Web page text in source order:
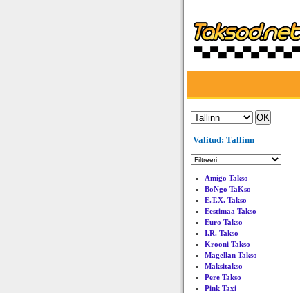
Valitud: Tallinn
Amigo Takso
BoNgo TaKso
E.T.X. Takso
Eestimaa Takso
Euro Takso
I.R. Takso
Krooni Takso
Magellan Takso
Maksitakso
Pere Takso
Pink Taxi